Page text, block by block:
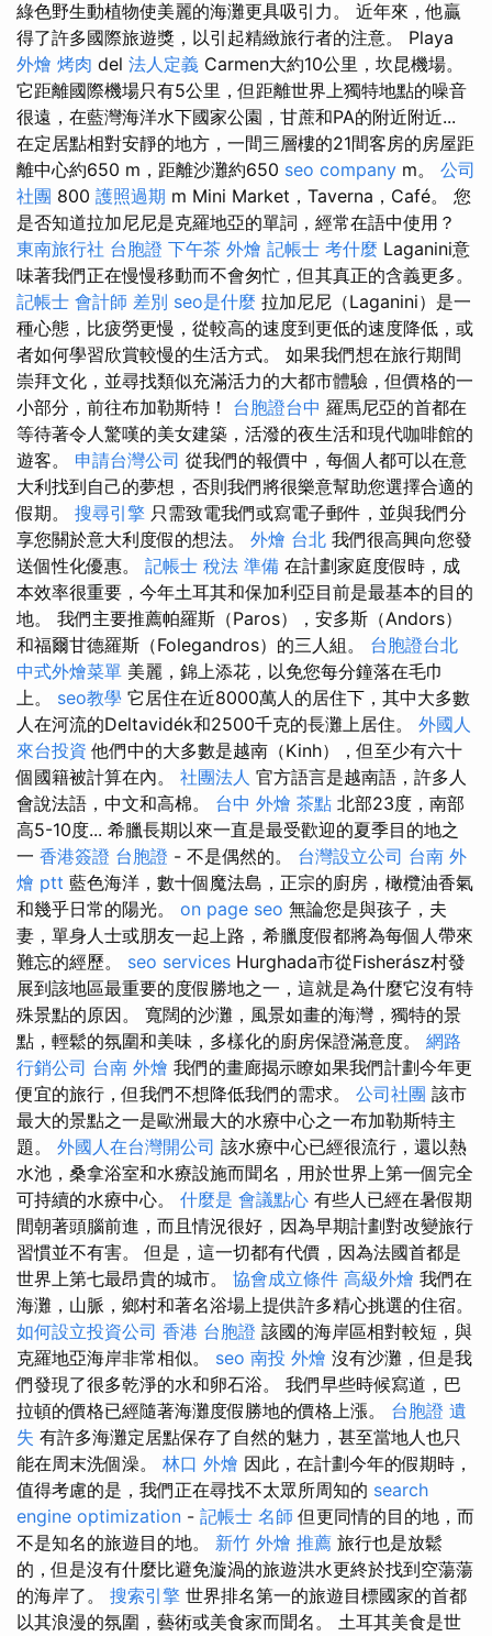
綠色野生動植物使美麗的海灘更具吸引力。 近年來，他贏
得了許多國際旅遊獎，以引起精緻旅行者的注意。 Playa
外燴 烤肉 del 法人定義 Carmen大約10公里，坎昆機場。
它距離國際機場只有5公里，但距離世界上獨特地點的噪音
很遠，在藍灣海洋水下國家公園，甘蔗和PA的附近附近...
在定居點​​相對安靜的地方，一間三層樓的21間客房的房屋距
離中心約650 m，距離沙灘約650 seo company m。 公司
社團 800 護照過期 m Mini Market，Taverna，Café。 您
是否知道拉加尼尼是克羅地亞的單詞，經常在語中使用？
東南旅行社 台胞證 下午茶 外燴 記帳士 考什麼 Laganini意
味著我們正在慢慢移動而不會匆忙，但其真正的含義更多。
記帳士 會計師 差別 seo是什麼 拉加尼尼（Laganini）是一
種心態，比疲勞更慢，從較高的速度到更低的速度降低，或
者如何學習欣賞較慢的生活方式。 如果我們想在旅行期間
崇拜文化，並尋找類似充滿活力的大都市體驗，但價格的一
小部分，前往布加勒斯特！ 台胞證台中 羅馬尼亞的首都在
等待著令人驚嘆的美女建築，活潑的夜生活和現代咖啡館的
遊客。 申請台灣公司 從我們的報價中，每個人都可以在意
大利找到自己的夢想，否則我們將很樂意幫助您選擇合適的
假期。 搜尋引擎 只需致電我們或寫電子郵件，並與我們分
享您關於意大利度假的想法。 外燴 台北 我們很高興向您發
送個性化優惠。 記帳士 稅法 準備 在計劃家庭度假時，成
本效率很重要，今年土耳其和保加利亞目前是最基本的目的
地。 我們主要推薦帕羅斯（Paros），安多斯（Andors）
和福爾甘德羅斯（Folegandros）的三人組。 台胞證台北
中式外燴菜單 美麗，錦上添花，以免您每分鐘落在毛巾
上。 seo教學 它居住在近8000萬人的居住下，其中大多數
人在河流的Deltavidék和2500千克的長灘上居住。 外國人
來台投資 他們中的大多數是越南（Kinh），但至少有六十
個國籍被計算在內。 社團法人 官方語言是越南語，許多人
會說法語，中文和高棉。 台中 外燴 茶點 北部23度，南部
高5-10度... 希臘長期以來一直是最受歡迎的夏季目的地之
一 香港簽證 台胞證 - 不是偶然的。 台灣設立公司 台南 外
燴 ptt 藍色海洋，數十個魔法島，正宗的廚房，橄欖油香氣
和幾乎日常的陽光。 on page seo 無論您是與孩子，夫
妻，單身人士或朋友一起上路，希臘度假都將為每個人帶來
難忘的經歷。 seo services Hurghada市從Fisherász村發
展到該地區最重要的度假勝地之一，這就是為什麼它沒有特
殊景點的原因。 寬闊的沙灘，風景如畫的海灣，獨特的景
點，輕鬆的氛圍和美味，多樣化的廚房保證滿意度。 網路
行銷公司 台南 外燴 我們的畫廊揭示瞭如果我們計劃今年更
便宜的旅行，但我們不想降低我們的需求。 公司社團 該市
最大的景點之一是歐洲最大的水療中心之一布加勒斯特主
題。 外國人在台灣開公司 該水療中心已經很流行，還以熱
水池，桑拿浴室和水療設施而聞名，用於世界上第一個完全
可持續的水療中心。 什麼是 會議點心 有些人已經在暑假期
間朝著頭腦前進，而且情況很好，因為早期計劃對改變旅行
習慣並不有害。 但是，這一切都有代價，因為法國首都是
世界上第七最昂貴的城市。 協會成立條件 高級外燴 我們在
海灘，山脈，鄉村和著名浴場上提供許多精心挑選的住宿。
如何設立投資公司 香港 台胞證 該國的海岸區相對較短，與
克羅地亞海岸非常相似。 seo 南投 外燴 沒有沙灘，但是我
們發現了很多乾淨的水和卵石浴。 我們早些時候寫道，巴
拉頓的價格已經隨著海灘度假勝地的價格上漲。 台胞證 遺
失 有許多海灘定居點保存了自然的魅力，甚至當地人也只
能在周末洗個澡。 林口 外燴 因此，在計劃今年的假期時，
值得考慮的是，我們正在尋找不太眾所周知的 search
engine optimization - 記帳士 名師 但更同情的目的地，而
不是知名的旅遊目的地。 新竹 外燴 推薦 旅行也是放鬆
的，但是沒有什麼比避免漩渦的旅遊洪水更終於找到空蕩蕩
的海岸了。 搜索引擎 世界排名第一的旅遊目標國家的首都
以其浪漫的氛圍，藝術或美食家而聞名。 土耳其美食是世